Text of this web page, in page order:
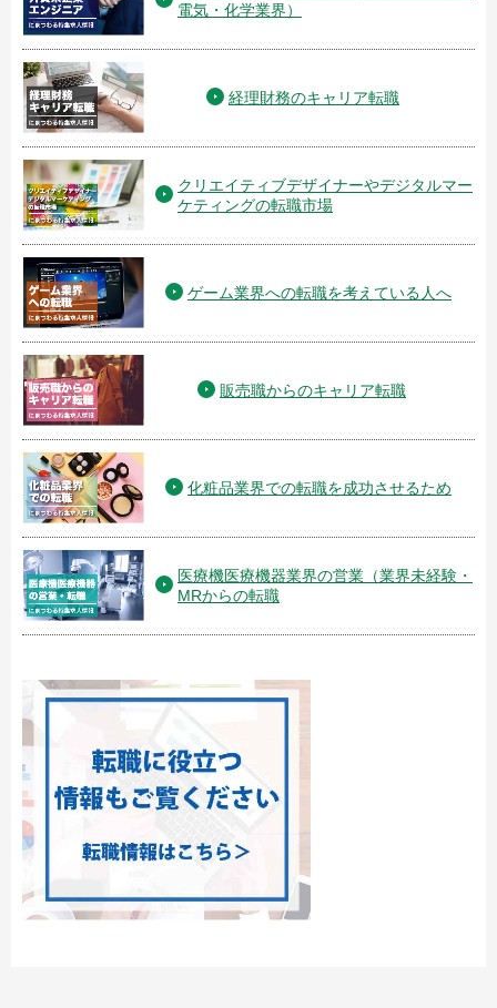
電気・化学業界）
経理財務のキャリア転職
クリエイティブデザイナーやデジタルマー
ケティングの転職市場
ゲーム業界への転職を考えている人へ
販売職からのキャリア転職
化粧品業界での転職を成功させるため
医療機医療機器業界の営業（業界未経験・
MRからの転職